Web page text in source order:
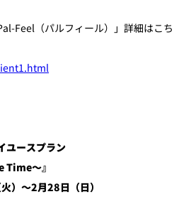
Feel（パルフィール）」詳細はこち
ユースプラン
Time～』
）～2月28日（日）